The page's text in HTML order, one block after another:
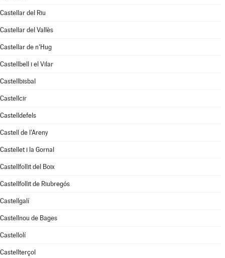
Castellar del Riu
Castellar del Vallès
Castellar de n'Hug
Castellbell i el Vilar
Castellbisbal
Castellcir
Castelldefels
Castell de l'Areny
Castellet i la Gornal
Castellfollit del Boix
Castellfollit de Riubregós
Castellgalí
Castellnou de Bages
Castellolí
Castellterçol